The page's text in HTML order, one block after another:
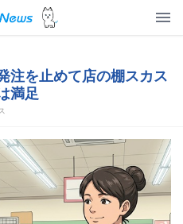
注を止めて店の棚スカス
満足